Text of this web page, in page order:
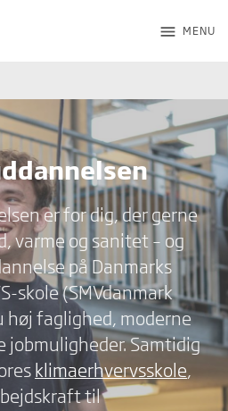
menu MENU
er for dig, der gerne
varme og sanitet – og
på Danmarks
skole (SMVdanmark
høj faglighed, moderne
Samtidig
klimaerhvervsskole,
til